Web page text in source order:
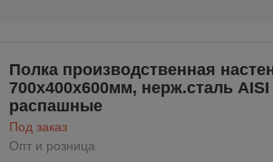
Полка производственная
700х400х600мм, нерж.сталь
распашные
Под заказ
Опт и розница